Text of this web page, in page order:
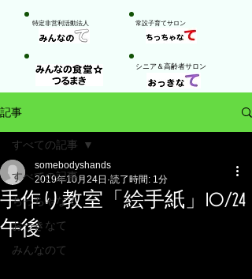
特定非営利活動法人 ​常設子育てサロン
​シニア＆高齢者サロン
記事
すべての記事
ちっちゃなて
おっきなて
みんなのて
すべての記事
手作り教室「絵手紙」10/24
午後
somebodyshands
2019年10月24日 読了時間: 1分